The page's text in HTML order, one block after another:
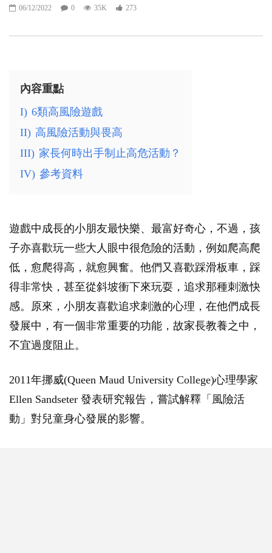
06/12/2022 0 35K 273
內容重點
I) 6類高風險遊戲
II) 高風險活動與畏高
III) 家長何時出手制止高危活動？
IV) 參考資料
遊戲中成長的小朋友最快樂、最富好奇心，不過，孩
子亦喜歡玩一些大人眼中很危險的活動，例如爬高爬
低，愈爬得高，就愈興奮。他們又喜歡踩滑板車，踩
得非常快，甚至從斜坡衝下來玩耍，追求那種刺激快
感。原來，小朋友喜歡追求刺激的心理，在他們成長
發展中，有一個非常重要的功能，故家長教養之中，
不宜過度阻止。
2011年挪威(Queen Maud University College)心理學家
Ellen Sandseter 發表研究報告，嘗試解釋「風險活
動」對兒童身心發展的影響。